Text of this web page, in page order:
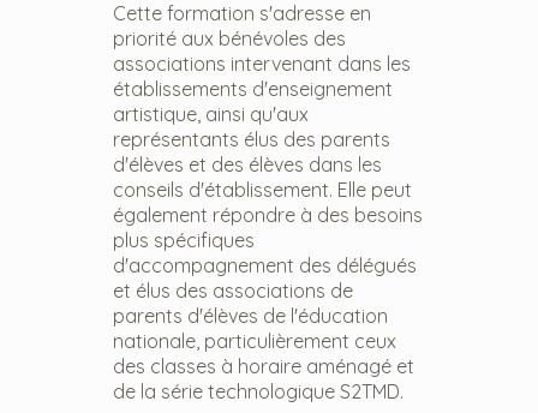
Cette formation s'adresse en
priorité aux bénévoles des
associations intervenant dans les
établissements d'enseignement
artistique, ainsi qu'aux
représentants élus des parents
d'élèves et des élèves dans les
conseils d'établissement. Elle peut
également répondre à des besoins
plus spécifiques
d'accompagnement des délégués
et élus des associations de
parents d'élèves de l'éducation
nationale, particulièrement ceux
des classes à horaire aménagé et
de la série technologique S2TMD.